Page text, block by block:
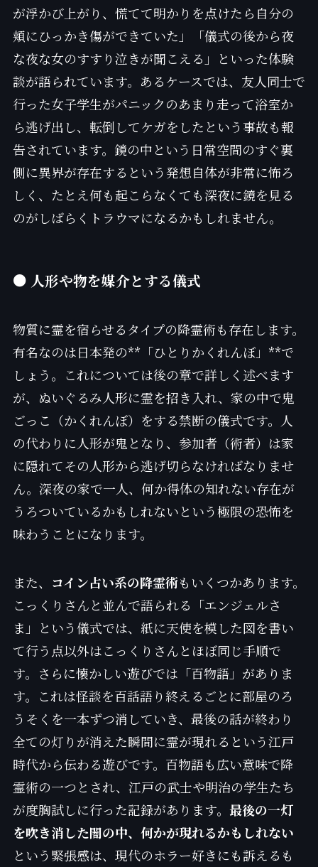
が浮かび上がり、慌てて明かりを点けたら自分の
頬にひっかき傷ができていた」「儀式の後から夜
な夜な女のすすり泣きが聞こえる」といった体験
談が語られています。あるケースでは、友人同士で
行った女子学生がパニックのあまり走って浴室か
ら逃げ出し、転倒してケガをしたという事故も報
告されています。鏡の中という日常空間のすぐ裏
側に異界が存在するという発想自体が非常に怖ろ
しく、たとえ何も起こらなくても深夜に鏡を見る
のがしばらくトラウマになるかもしれません。
● 人形や物を媒介とする儀式
物質に霊を宿らせるタイプの降霊術も存在します。
有名なのは日本発の**「ひとりかくれんぼ」**で
しょう。これについては後の章で詳しく述べます
が、ぬいぐるみ人形に霊を招き入れ、家の中で鬼
ごっこ（かくれんぼ）をする禁断の儀式です。人
の代わりに人形が鬼となり、参加者（術者）は家
に隠れてその人形から逃げ切らなければなりませ
ん。深夜の家で一人、何か得体の知れない存在が
うろついているかもしれないという極限の恐怖を
味わうことになります。
また、 コイン占い系の降霊術もいくつかあります。
こっくりさんと並んで語られる「エンジェルさ
ま」という儀式では、紙に天使を模した図を書い
て行う点以外はこっくりさんとほぼ同じ手順で
す。さらに懐かしい遊びでは「百物語」がありま
す。これは怪談を百話語り終えるごとに部屋のろ
うそくを一本ずつ消していき、最後の話が終わり
全ての灯りが消えた瞬間に霊が現れるという江戸
時代から伝わる遊びです。百物語も広い意味で降
霊術の一つとされ、江戸の武士や明治の学生たち
が度胸試しに行った記録があります。 最後の一灯
を吹き消した闇の中、何かが現れるかもしれない
という緊張感は、現代のホラー好きにも訴えるも